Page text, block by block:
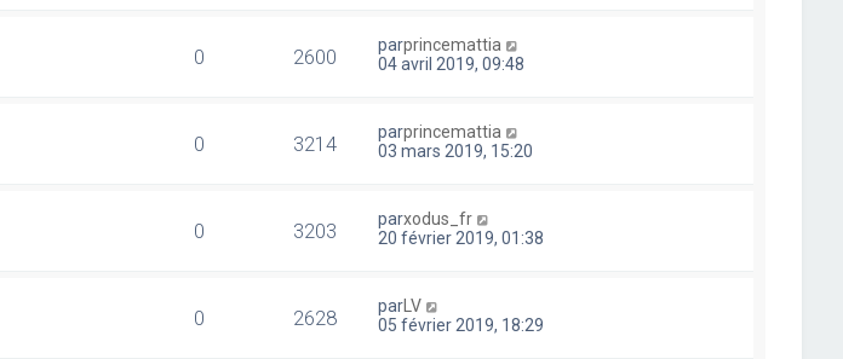
0 2600 parprincemattia
04 avril 2019, 09:48
0 3214 parprincemattia
03 mars 2019, 15:20
0 3203 parxodus_fr
20 février 2019, 01:38
0 2628 par LV
05 février 2019, 18:29